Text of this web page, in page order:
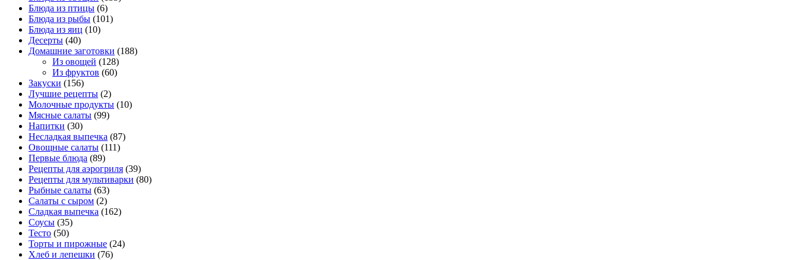
Блюда из птицы (6)
Блюда из рыбы (101)
Блюда из яиц (10)
Десерты (40)
Домашние заготовки (188)
Из овощей (128)
Из фруктов (60)
Закуски (156)
Лучшие рецепты (2)
Молочные продукты (10)
Мясные салаты (99)
Напитки (30)
Несладкая выпечка (87)
Овощные салаты (111)
Первые блюда (89)
Рецепты для аэрогриля (39)
Рецепты для мультиварки (80)
Рыбные салаты (63)
Салаты с сыром (2)
Сладкая выпечка (162)
Соусы (35)
Тесто (50)
Торты и пирожные (24)
Хлеб и лепешки (76)